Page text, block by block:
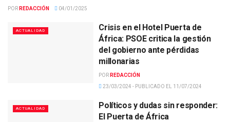
POR REDACCIÓN 04/01/2025
ACTUALIDAD
Crisis en el Hotel Puerta de
África: PSOE critica la gestión
del gobierno ante pérdidas
millonarias
POR REDACCIÓN
23/03/2024 - PUBLICADO EL 11/07/2024
ACTUALIDAD
Políticos y dudas sin responder:
El Puerta de África